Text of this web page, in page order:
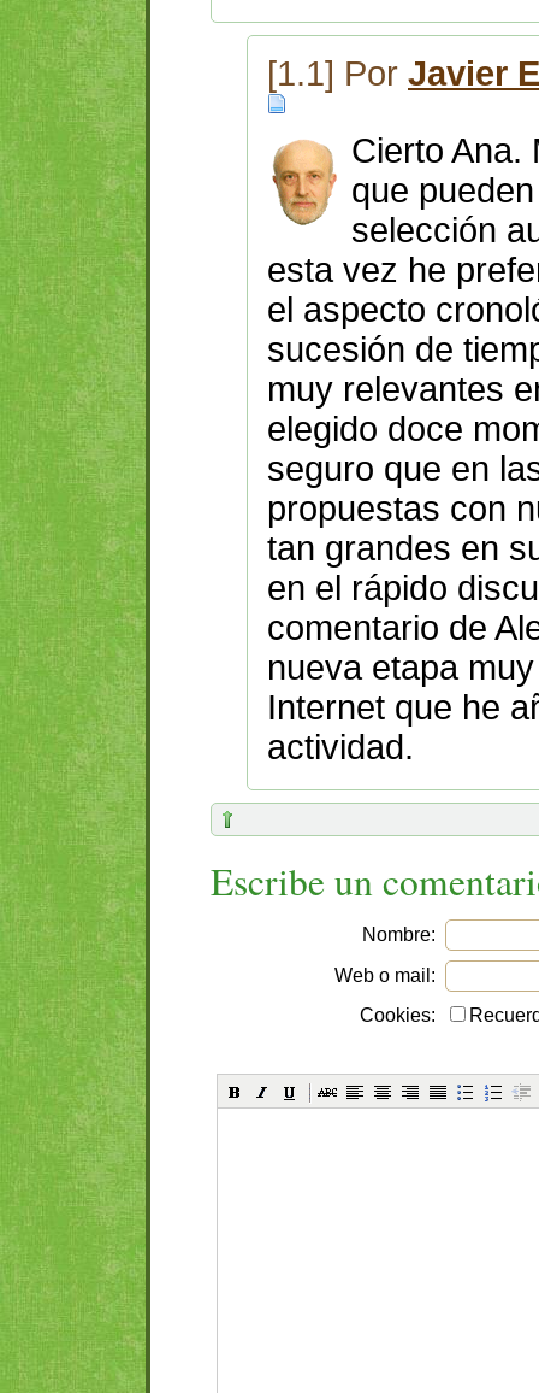
[1.1] Por Javier
Cierto Ana.
que
selección
esta vez he
el aspecto
sucesión de
muy relevantes
elegido doce
seguro que en
propuestas con
tan grandes en
en el rápido
comentario de
nueva etapa
Internet que he
actividad.
Escribe un
Nombre:
Web o mail:
Cookies: